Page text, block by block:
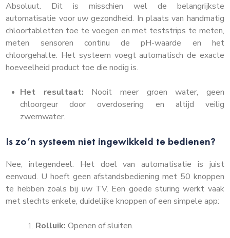
Absoluut. Dit is misschien wel de belangrijkste
automatisatie voor uw gezondheid. In plaats van handmatig
chloortabletten toe te voegen en met teststrips te meten,
meten sensoren continu de pH-waarde en het
chloorgehalte. Het systeem voegt automatisch de exacte
hoeveelheid product toe die nodig is.
Het resultaat: Nooit meer groen water, geen
chloorgeur door overdosering en altijd veilig
zwemwater.
Is zo’n systeem niet ingewikkeld te bedienen?
Nee, integendeel. Het doel van automatisatie is juist
eenvoud. U hoeft geen afstandsbediening met 50 knoppen
te hebben zoals bij uw TV. Een goede sturing werkt vaak
met slechts enkele, duidelijke knoppen of een simpele app:
Rolluik: Openen of sluiten.